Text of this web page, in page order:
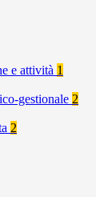
e attività 1
gestionale 2
2